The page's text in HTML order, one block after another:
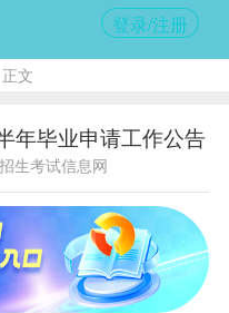
登录/注册
文
年毕业申请工作公告
生考试信息网